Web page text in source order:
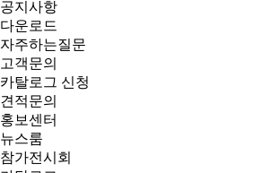
공지사항
다운로드
자주하는질문
고객문의
카탈로그 신청
견적문의
홍보센터
뉴스룸
참가전시회